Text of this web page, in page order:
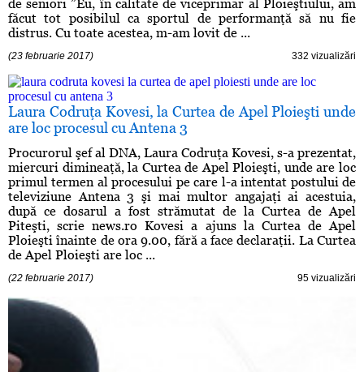
de seniori ”Eu, în calitate de viceprimar al Ploieştiului, am
făcut tot posibilul ca sportul de performanţă să nu fie
distrus. Cu toate acestea, m-am lovit de ...
(23 februarie 2017) 332 vizualizări
Laura Codruţa Kovesi, la Curtea de Apel Ploieşti unde
are loc procesul cu Antena 3
Procurorul şef al DNA, Laura Codruţa Kovesi, s-a prezentat,
miercuri dimineaţă, la Curtea de Apel Ploieşti, unde are loc
primul termen al procesului pe care l-a intentat postului de
televiziune Antena 3 şi mai multor angajaţi ai acestuia,
după ce dosarul a fost strămutat de la Curtea de Apel
Piteşti, scrie news.ro Kovesi a ajuns la Curtea de Apel
Ploieşti înainte de ora 9.00, fără a face declaraţii. La Curtea
de Apel Ploieşti are loc ...
(22 februarie 2017) 95 vizualizări